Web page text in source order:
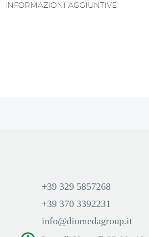
INFORMAZIONI AGGIUNTIVE
+39 329 5857268
+39 370 3392231
info@diomedagroup.it